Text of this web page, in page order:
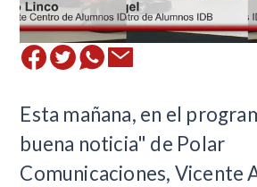
​Esta mañana, en el
buena noticia" de Polar
Comunicaciones, Vicente